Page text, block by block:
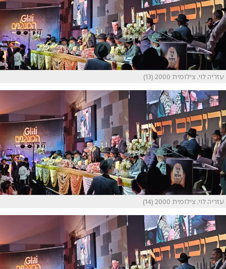
עזריה לוי, צילומית 2000 (13)
עזריה לוי, צילומית 2000 (14)